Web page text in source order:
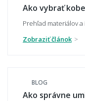
Aký veľký
Ako vybrať
Prehľad materiálov
Zobraziť článok
BLOG
Ako správne